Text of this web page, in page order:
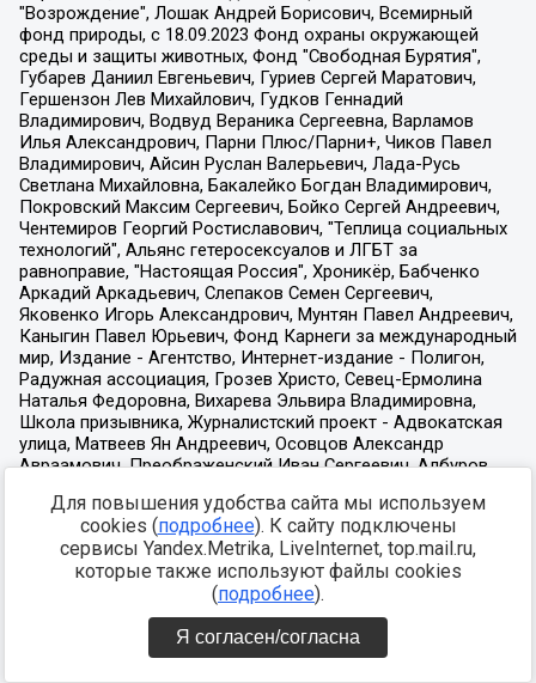
Для повышения удобства сайта мы используем
cookies (подробнее). К сайту подключены
сервисы Yandex.Metrika, LiveInternet, top.mail.ru,
которые также используют файлы cookies
(подробнее).
Я согласен/согласна